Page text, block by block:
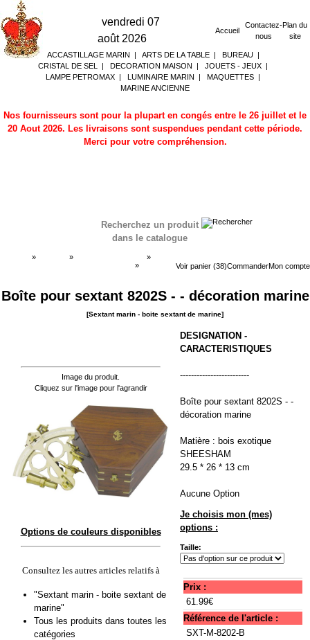
vendredi 07
août 2026
Accueil
Contactez-
nous
Plan du
site
ACCASTILLAGE MARIN | ARTS DE LA TABLE| BUREAU|
CRISTAL DE SEL
| DECORATION MAISON | JOUETS - JEUX |
LAMPE PETROMAX | LUMINAIRE MARIN | MAQUETTES |
MARINE ANCIENNE
Nos fournisseurs sont pour la plupart en congés entre le 26 juillet et le
20 Aout 2026. Les livraisons sont suspendues pendant cette période.
Merci pour votre compréhension.
Recherchez un produit
dans le catalogue
Voir panier (38)CommanderMon compte
» »
»
»
Boîte pour sextant 8202S - - décoration marine
[Sextant marin - boite sextant de marine]
Image du produit.
Cliquez sur l'image pour l'agrandir
Options de couleurs disponibles
Consultez les autres articles relatifs à
"Sextant marin - boite sextant de
marine"
Tous les produits dans toutes les
catégories
DESIGNATION -
CARACTERISTIQUES
-------------------------
Boîte pour sextant 8202S - -
décoration marine
Matière : bois exotique
SHEESHAM
29.5 * 26 * 13 cm
Aucune Option
Je choisis mon (mes)
options :
Taille:
Prix :
61.99€
Référence de l'article :
SXT-M-8202-B